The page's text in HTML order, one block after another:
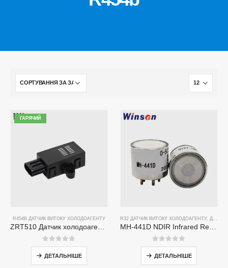
ГАРЯЧИЙ
R454B ДАТЧИК ВИТОКУ ХОЛОДОАГЕНТУ
0з 5
ДЕТАЛЬНІШЕ
R32 ДАТЧИК ВИТОКУ ХОЛОДОАГЕНТУ, ДАТЧИК ВИТОКУ ХОЛОДОАГЕНТУ R134A
0з 5
ДЕТАЛЬНІШЕ